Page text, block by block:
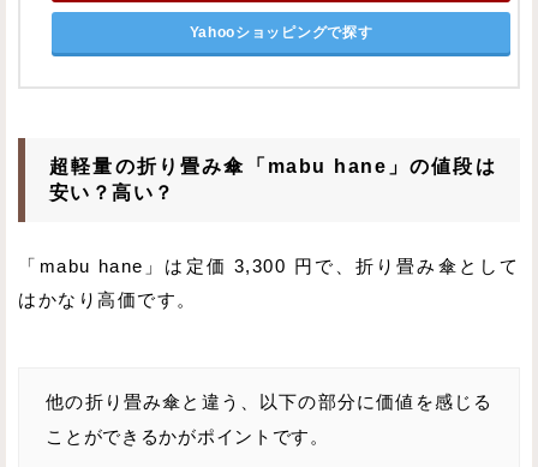
Yahooショッピングで探す
超軽量の折り畳み傘「mabu hane」の値段は
安い？高い？
「mabu hane」は定価 3,300 円で、折り畳み傘として
はかなり高価です。
他の折り畳み傘と違う、以下の部分に価値を感じる
ことができるかがポイントです。